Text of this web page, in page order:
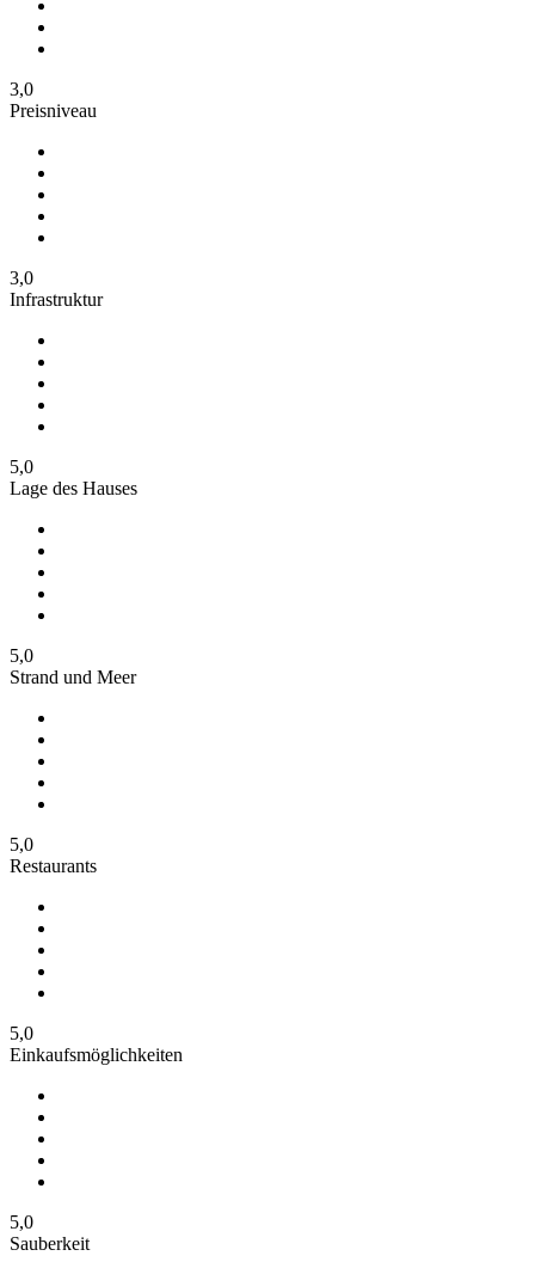
3,0
Preisniveau
3,0
Infrastruktur
5,0
Lage des Hauses
5,0
Strand und Meer
5,0
Restaurants
5,0
Einkaufsmöglichkeiten
5,0
Sauberkeit